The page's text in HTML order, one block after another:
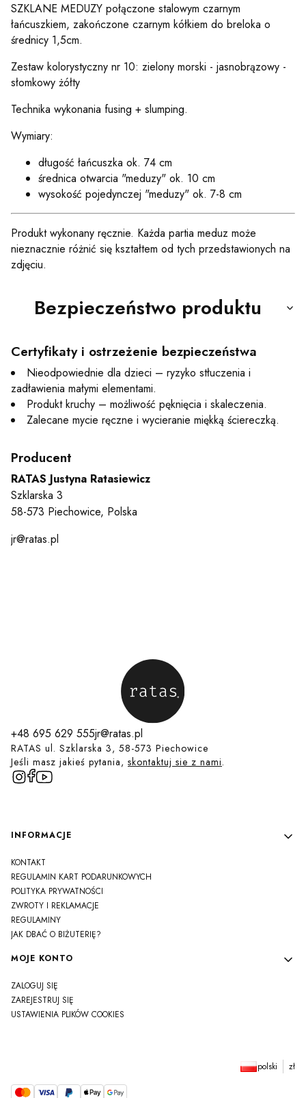
SZKLANE MEDUZY połączone stalowym czarnym
łańcuszkiem, zakończone czarnym kółkiem do breloka o
średnicy 1,5cm.
Zestaw kolorystyczny nr 10: zielony morski - jasnobrązowy -
słomkowy żółty
Technika wykonania fusing + slumping.
Wymiary:
długość łańcuszka ok. 74 cm
średnica otwarcia "meduzy" ok. 10 cm
wysokość pojedynczej "meduzy" ok. 7-8 cm
Produkt wykonany ręcznie. Każda partia meduz może
nieznacznie różnić się kształtem od tych przedstawionych na
zdjęciu.
Bezpieczeństwo produktu
Certyfikaty i ostrzeżenie bezpieczeństwa
Nieodpowiednie dla dzieci – ryzyko stłuczenia i
zadławienia małymi elementami.
Produkt kruchy – możliwość pęknięcia i skaleczenia.
Zalecane mycie ręczne i wycieranie miękką ściereczką.
Producent
RATAS Justyna Ratasiewicz
Szklarska 3
58-573 Piechowice, Polska
jr@ratas.pl
+48 695 629 555jr@ratas.pl
RATAS ul. Szklarska 3, 58-573 Piechowice
Jeśli masz jakieś pytania, skontaktuj sie z nami.
Linki w stopce
INFORMACJE
KONTAKT
REGULAMIN KART PODARUNKOWYCH
POLITYKA PRYWATNOŚCI
ZWROTY I REKLAMACJE
REGULAMINY
JAK DBAĆ O BIŻUTERIĘ?
MOJE KONTO
ZALOGUJ SIĘ
ZAREJESTRUJ SIĘ
USTAWIENIA PLIKÓW COOKIES
polski zł